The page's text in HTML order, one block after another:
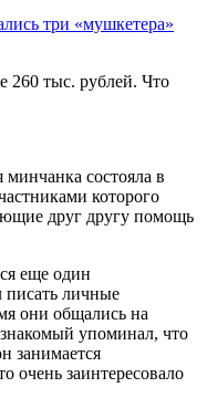
три «мушкетера»
минчанка состояла в
которого
друг другу помощь
еще один
писать личные
они общались на
упоминал, что
занимается
очень заинтересовало